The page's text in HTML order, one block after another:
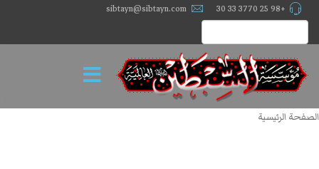
+98 25 3770 33 30
sibtayn@sibtayn.com
الصفحة الرئيسية